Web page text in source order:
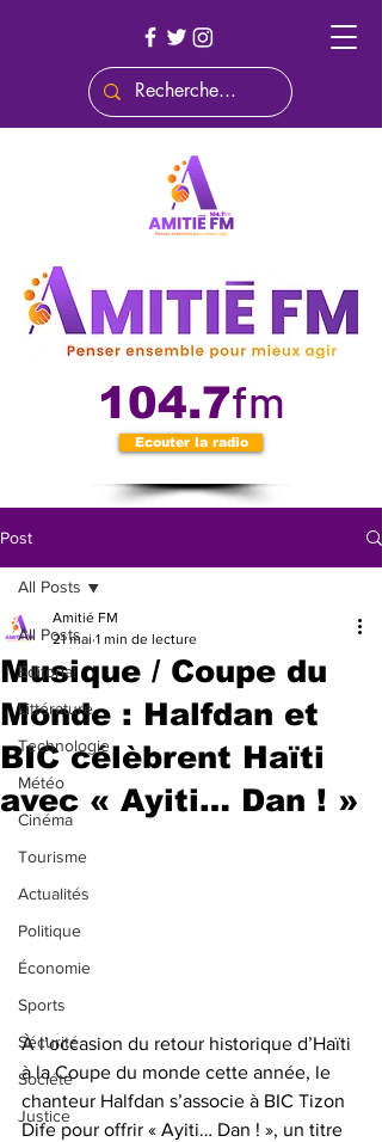
104.7fm
Ecouter la radio
Post
All Posts
Éditorial
Littérature
Technologie
Météo
Cinéma
Tourisme
Actualités
Politique
Économie
Sports
Sécurité
Société
Justice
All Posts
Musique / Coupe du
Monde : Halfdan et
BIC célèbrent Haïti
avec « Ayiti… Dan ! »
Amitié FM
21 mai 1 min de lecture
À l’occasion du retour historique d’Haïti
à la Coupe du monde cette année, le
chanteur Halfdan s’associe à BIC Tizon
Dife pour offrir « Ayiti… Dan ! », un titre